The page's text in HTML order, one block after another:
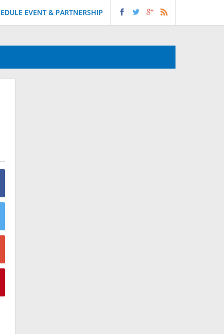
EVENT & PARTNERSHIP